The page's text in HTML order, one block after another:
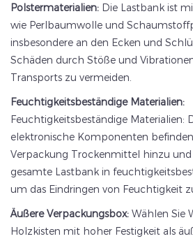
Polstermaterialien: Die Lastbank ist
wie Perlbaumwolle und
insbesondere an den Ecken und
Schäden durch Stöße und
Transports zu vermeiden.
Feuchtigkeitsbeständige Materialien:
Feuchtigkeitsbeständige Materialien:
elektronische Komponenten
Verpackung Trockenmittel hinzu und
gesamte Lastbank in
um das Eindringen von Feuchtigkeit
Äußere Verpackungsbox: Wählen Sie
Holzkisten mit hoher Festigkeit als